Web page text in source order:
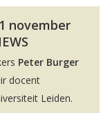
november
Peter Burger
docent
Leiden.